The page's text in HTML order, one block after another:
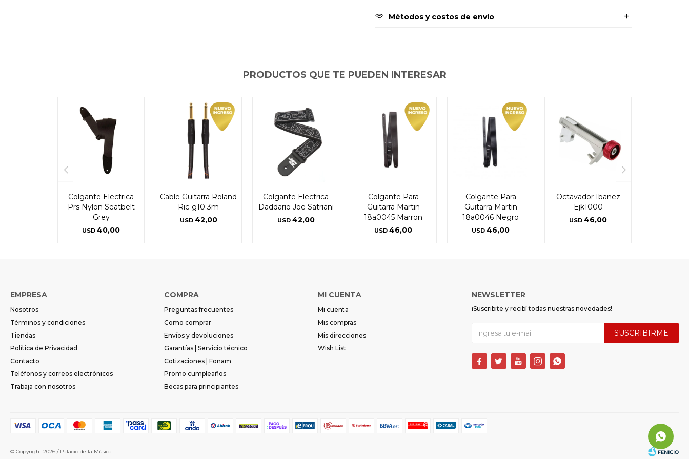
Métodos y costos de envío
PRODUCTOS QUE TE PUEDEN INTERESAR
Colgante Electrica
Prs Nylon Seatbelt
Grey
USD 40,00
Cable Guitarra Roland
Ric-g10 3m
USD 42,00
Colgante Electrica
Daddario Joe Satriani
USD 42,00
Colgante Para
Guitarra Martin
18a0045 Marron
USD 46,00
Colgante Para
Guitarra Martin
18a0046 Negro
USD 46,00
Octavador Ibanez
Ejk1000
USD 46,00
EMPRESA
Nosotros
Términos y condiciones
Tiendas
Política de Privacidad
Contacto
Teléfonos y correos electrónicos
Trabaja con nosotros
COMPRA
Preguntas frecuentes
Como comprar
Envíos y devoluciones
Garantías | Servicio técnico
Cotizaciones | Fonam
Promo cumpleaños
Becas para principiantes
MI CUENTA
Mi cuenta
Mis compras
Mis direcciones
Wish List
NEWSLETTER
¡Suscribite y recibí todas nuestras novedades!
SUSCRIBIRME
    
© Copyright 2026 / Palacio de la Música